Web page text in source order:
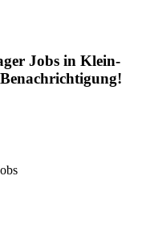
Jobs in Klein-